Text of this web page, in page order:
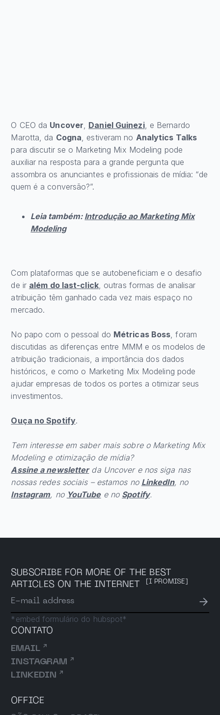
O CEO da Uncover Daniel Guinezi, e Bernardo
Marotta, da Cogna , estiveram no Analytics Talks
para discutir se o Marketing Mix Modeling pode
auxiliar na resposta para a grande pergunta que
assombra os anunciantes e profissionais de mídia: “de
quem é a conversão?”.
Leia também: Introdução ao Marketing Mix
Modeling
Com plataformas que se autobeneficiam e o desafio
de ir além do last-click, outras formas de analisar
atribuição têm ganhado cada vez mais espaço no
mercado.
No papo com o pessoal do Métricas Boss , foram
discutidas as diferenças entre MMM e os modelos de
atribuição tradicionais, a importância dos dados
históricos, e como o Marketing Mix Modeling pode
ajudar empresas de todos os portes a otimizar seus
investimentos.
Ouça no Spotify.
Tem interesse em saber mais sobre o Marketing Mix
Modeling e otimização de mídia?
Assine a newsletterda Uncover e nos siga nas
nossas redes sociais – estamos no LinkedIn, no
Instagram, no YouTubee no Spotify.
SUBSCRIBE FOR MORE OF THE BEST
ARTICLES ON THE INTERNET
[I PROMISE]
E-mail address →
*embed formulário do hubspot*
CONTATO
EMAIL ↗
INSTAGRAM ↗
LINKEDIN ↗
OFFICE